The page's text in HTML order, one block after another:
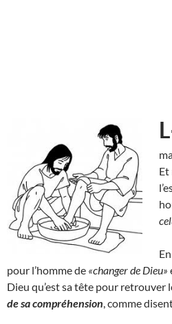
L
Et
pour l’homme de «changer de Dieu»
Dieu qu’est sa tête pour retrouver
de sa compréhension , comme